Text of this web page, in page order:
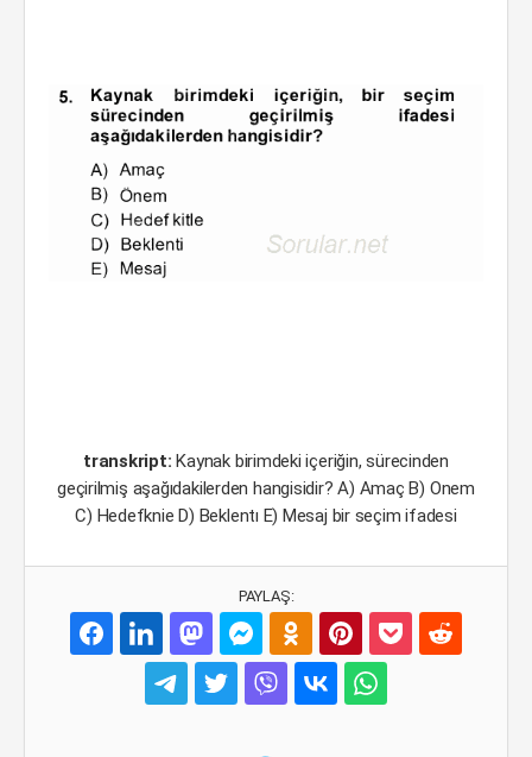
transkript:Kaynak birimdeki içeriğin, sürecinden
geçirilmiş aşağıdakilerden hangisidir? A) Amaç B) Onem
C) Hedefknie D) Beklentı E) Mesaj bir seçim ifadesi
PAYLAŞ: